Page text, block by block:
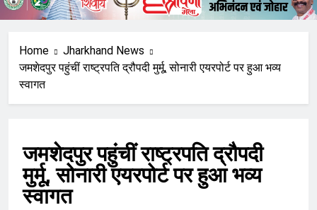
Home
Jharkhand News
जमशेदपुर पहुंचीं राष्ट्रपति द्रौपदी मुर्मू, सोनारी एयरपोर्ट पर हुआ भव्य
स्वागत
जमशेदपुर पहुंचीं राष्ट्रपति द्रौपदी
मुर्मू, सोनारी एयरपोर्ट पर हुआ भव्य
स्वागत